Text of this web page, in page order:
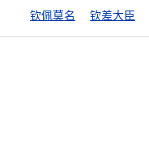
钦佩莫名 钦差大臣